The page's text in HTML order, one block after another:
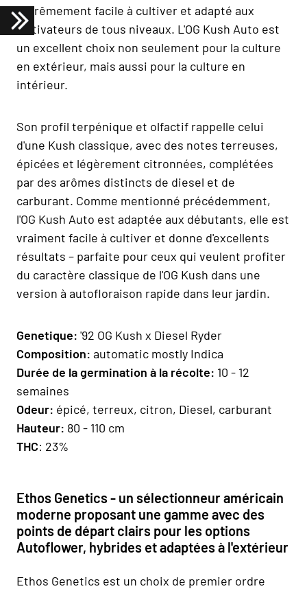
extrêmement facile à cultiver et adapté aux
cultivateurs de tous niveaux. L'OG Kush Auto est
un excellent choix non seulement pour la culture
en extérieur, mais aussi pour la culture en
intérieur.
Son profil terpénique et olfactif rappelle celui
d'une Kush classique, avec des notes terreuses,
épicées et légèrement citronnées, complétées
par des arômes distincts de diesel et de
carburant. Comme mentionné précédemment,
l'OG Kush Auto est adaptée aux débutants, elle est
vraiment facile à cultiver et donne d'excellents
résultats – parfaite pour ceux qui veulent profiter
du caractère classique de l'OG Kush dans une
version à autofloraison rapide dans leur jardin.
Genetique: '92 OG Kush x Diesel Ryder
Composition: automatic mostly Indica
Durée de la germination à la récolte: 10 - 12
semaines
Odeur: épicé, terreux, citron, Diesel, carburant
Hauteur: 80 - 110 cm
THC: 23%
Ethos Genetics - un sélectionneur américain
moderne proposant une gamme avec des
points de départ clairs pour les options
Autoflower, hybrides et adaptées à l'extérieur
Ethos Genetics est un choix de premier ordre